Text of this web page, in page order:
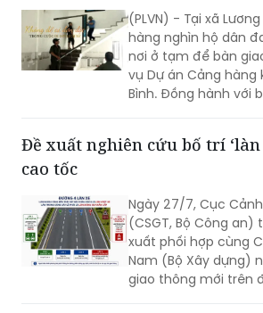
nơi ở tạm để bàn
vụ Dự án Cảng hàng
Bình. Đồng hành với
có chính quyền địa
rất nhiều cá nhân,
những tấm lòng
cuộc di dời quy mô
không khí đồng
Đề xuất nghiên cứu bố trí
Ngày 27/7, Cục
xuất phối hợp cùng
Nam (Bộ Xây dựng)
giao thông mới trên
theo phương án bố
phân cách giữa
Rà soát, bảo đảm an toàn hạ